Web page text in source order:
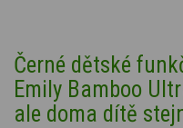
Černé dětské
Emily Bamboo
ale doma dítě